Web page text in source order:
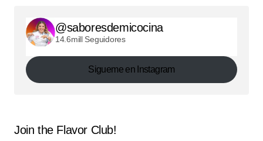
@saboresdemicocina
14.6mill Seguidores
Sigueme en Instagram
Join the Flavor Club!